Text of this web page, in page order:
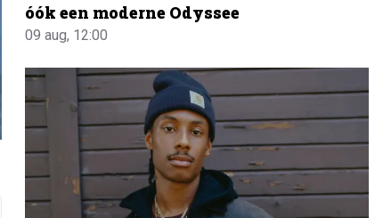
óók een moderne Odyssee
09 aug, 12:00